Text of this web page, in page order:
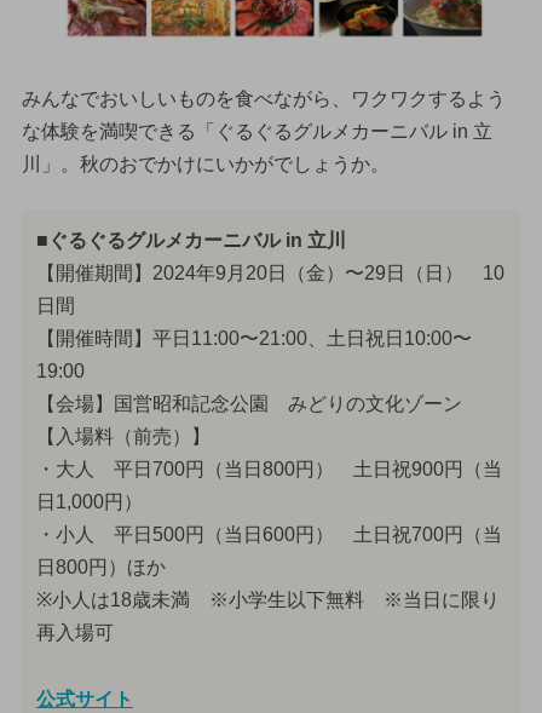
みんなでおいしいものを食べながら、ワクワクするよう
な体験を満喫できる「ぐるぐるグルメカーニバル in 立
川」。秋のおでかけにいかがでしょうか。
■ぐるぐるグルメカーニバル in 立川
【開催期間】2024年9月20日（金）〜29日（日） 10
日間
【開催時間】平日11:00〜21:00、土日祝日10:00〜
19:00
【会場】国営昭和記念公園 みどりの文化ゾーン
【入場料（前売）】
・大人 平日700円（当日800円） 土日祝900円（当
日1,000円）
・小人 平日500円（当日600円） 土日祝700円（当
日800円）ほか
※小人は18歳未満 ※小学生以下無料 ※当日に限り
再入場可
公式サイト